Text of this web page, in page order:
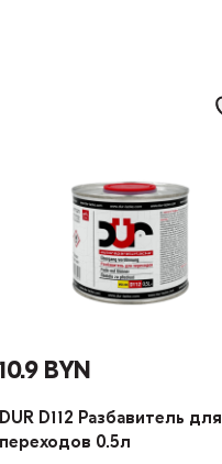
10.9 BYN
DUR D112 Разбавитель для
переходов 0.5л